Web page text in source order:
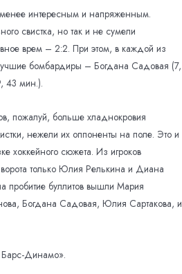
интересным и напряженным.
свистка, но так и не сумели
врем – 2:2. При этом, в каждой из
бомбардиры – Богдана Садовая (7,
43 мин.).
пожалуй, больше хладнокровия
нежели их оппоненты на поле. Это и
хоккейного сюжета. Из игроков
ворота только Юлия Релькина и Диана
пробитие буллитов вышли Мария
Богдана Садовая, Юлия Сартакова, и
Барс-Динамо».